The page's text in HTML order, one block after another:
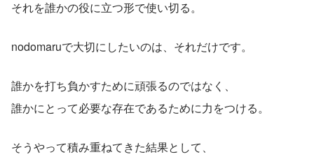
それを誰かの役に立つ形で使い切る。
nodomaruで大切にしたいのは、それだけです。
誰かを打ち負かすために頑張るのではなく、
誰かにとって必要な存在であるために力をつける。
そうやって積み重ねてきた結果として、